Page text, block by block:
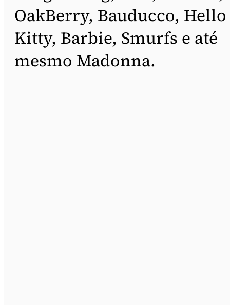
OakBerry, Bauducco, Hello
Kitty, Barbie, Smurfs e até
mesmo Madonna.